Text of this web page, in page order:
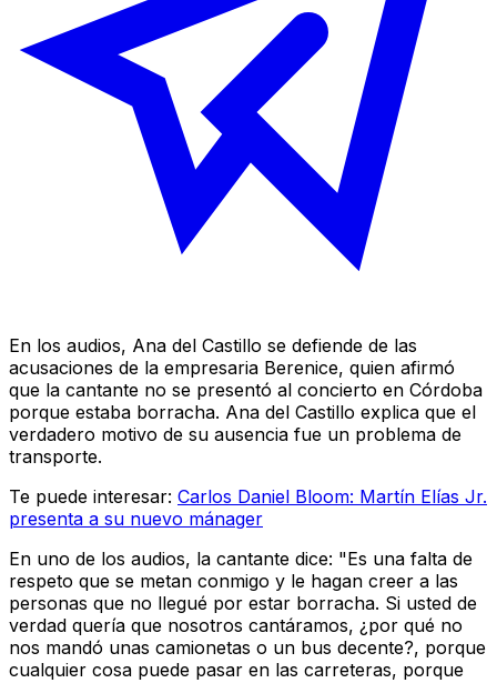
En los audios, Ana del Castillo se defiende de las
acusaciones de la empresaria Berenice, quien afirmó
que la cantante no se presentó al concierto en Córdoba
porque estaba borracha. Ana del Castillo explica que el
verdadero motivo de su ausencia fue un problema de
transporte.
Te puede interesar: Carlos Daniel Bloom: Martín Elías Jr.
presenta a su nuevo mánager
En uno de los audios, la cantante dice: "Es una falta de
respeto que se metan conmigo y le hagan creer a las
personas que no llegué por estar borracha. Si usted de
verdad quería que nosotros cantáramos, ¿por qué no
nos mandó unas camionetas o un bus decente?, porque
cualquier cosa puede pasar en las carreteras, porque